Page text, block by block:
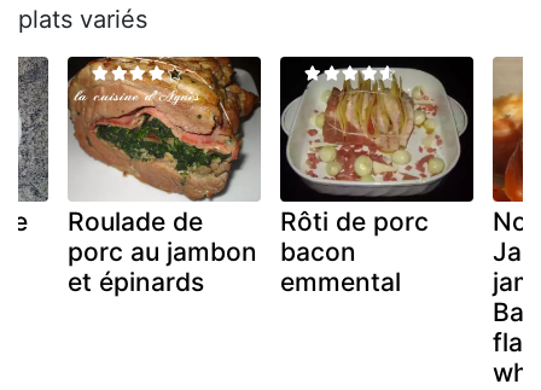
plats variés
Roulade de
porc au jambon
et épinards
Rôti de porc
bacon
emmental